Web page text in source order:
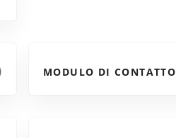
MODULO DI CONTATTO